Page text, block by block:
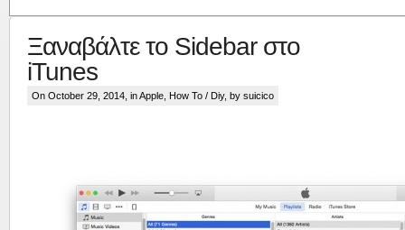
Ξαναβάλτε το Sidebar στο
iTunes
On October 29, 2014, inApple How To / Diy, by suicico